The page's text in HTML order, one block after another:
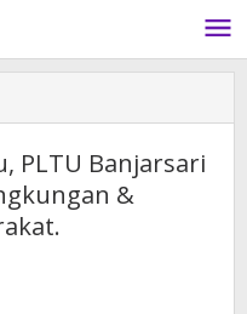
PLTU Banjarsari
&